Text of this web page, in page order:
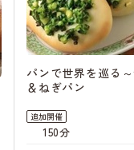
パンで世界を巡る
＆ねぎパン
追加開催
150分